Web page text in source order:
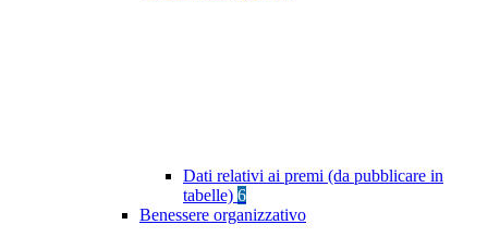
Dati relativi ai premi (da pubblicare in
tabelle) 6
Benessere organizzativo